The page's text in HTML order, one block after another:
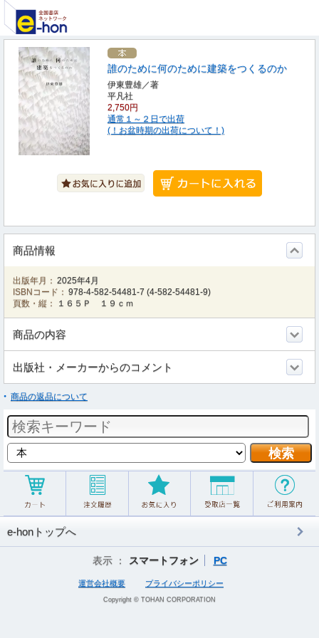
誰のために何のために建築をつくるのか
伊東豊雄／著
平凡社
2,750円
通常１～２日で出荷
(！お盆時期の出荷について！)
商品情報
出版年月： 2025年4月
ISBNコード： 978-4-582-54481-7 (4-582-54481-9)
頁数・縦：
１６５Ｐ １９ｃｍ
商品の内容
出版社・メーカーからのコメント
商品の返品について
e-honトップへ
表示 ： スマートフォン PC
運営会社概要 プライバシーポリシー
Copyright © TOHAN CORPORATION